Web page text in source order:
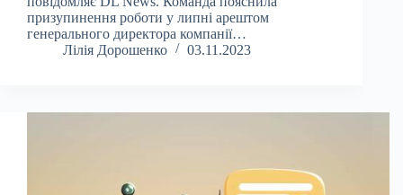
призупинення роботи у липні арештом
генерального директора компанії…
Лілія Дорошенко
03.11.2023